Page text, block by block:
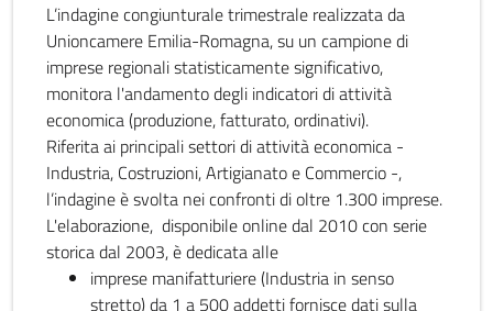
L’indagine congiunturale trimestrale realizzata da
Unioncamere Emilia-Romagna, su un campione di
imprese regionali statisticamente significativo,
monitora l'andamento degli indicatori di attività
economica (produzione, fatturato, ordinativi).
Riferita ai principali settori di attività economica -
Industria, Costruzioni, Artigianato e Commercio -,
l’indagine è svolta nei confronti di oltre 1.300 imprese.
L'elaborazione, disponibile online dal 2010 con serie
storica dal 2003, è dedicata alle
imprese manifatturiere (Industria in senso
stretto) da 1 a 500 addetti fornisce dati sulla